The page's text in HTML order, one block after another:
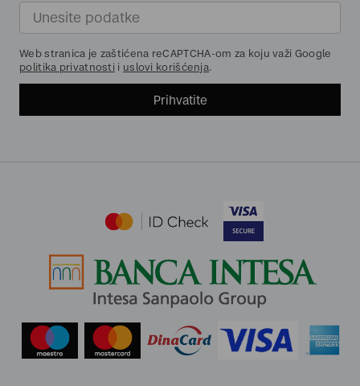
Web stranica je zaštićena reCAPTCHA-om za koju važi Google
politika privatnosti i uslovi korišćenja.
Prihvatite